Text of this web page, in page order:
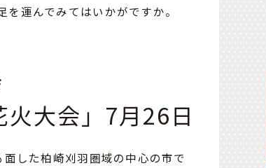
運んでみてはいかがですか。
火大会」7月26日
した柏崎刈羽圏域の中心の市で